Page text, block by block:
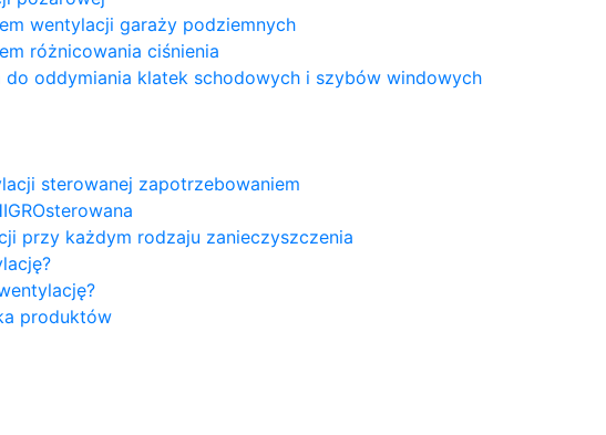
wentylacji garaży podziemnych
różnicowania ciśnienia
do oddymiania klatek schodowych i szybów windowych
sterowanej zapotrzebowaniem
przy każdym rodzaju zanieczyszczenia
produktów